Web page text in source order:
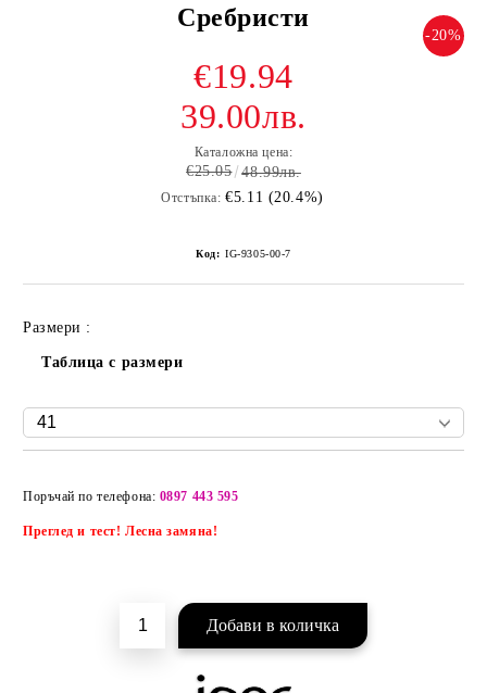
Сребристи
-20%
€19.94
39.00лв.
Каталожна цена:
€25.05 48.99лв.
Отстъпка: €5.11 (20.4%)
Код: IG-9305-00-7
Размери :
Таблица с размери
Поръчай по телефона: 0897 443 595
Преглед и тест! Лесна замяна!